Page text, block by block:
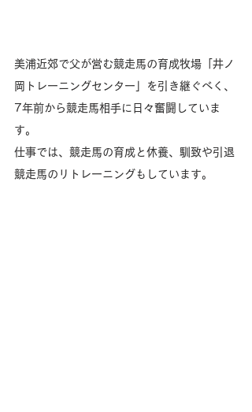
美浦近郊で父が営む競走馬の育成牧場「井ノ
岡トレーニングセンター」を引き継ぐべく、
7年前から競走馬相手に日々奮闘していま
す。
仕事では、競走馬の育成と休養、馴致や引退
競走馬のリトレーニングもしています。